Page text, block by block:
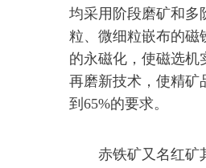
均采用阶段磨矿和多
粒、微细粒嵌布的磁
的永磁化，使磁选机
再磨新技术，使精矿
到65%的要求。
赤铁矿又名红矿其